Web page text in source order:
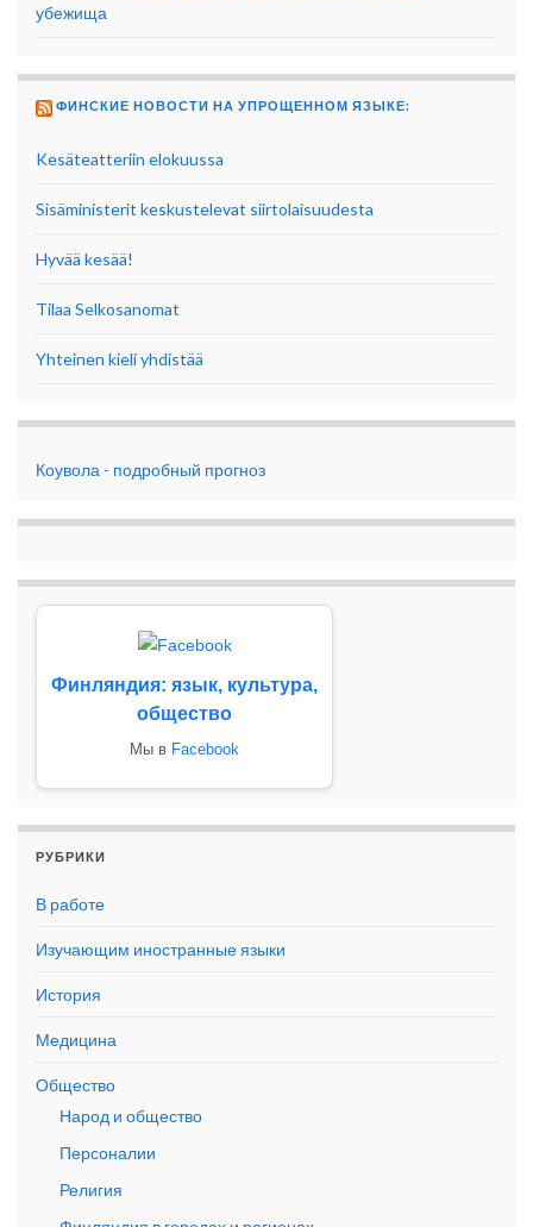
убежища
ФИНСКИЕ НОВОСТИ НА УПРОЩЕННОМ ЯЗЫКЕ:
Kesäteatteriin elokuussa
Sisäministerit keskustelevat siirtolaisuudesta
Hyvää kesää!
Tilaa Selkosanomat
Yhteinen kieli yhdistää
Коувола - подробный прогноз
Финляндия: язык, культура,
общество
Мы в Facebook
РУБРИКИ
В работе
Изучающим иностранные языки
История
Медицина
Общество
Народ и общество
Персоналии
Религия